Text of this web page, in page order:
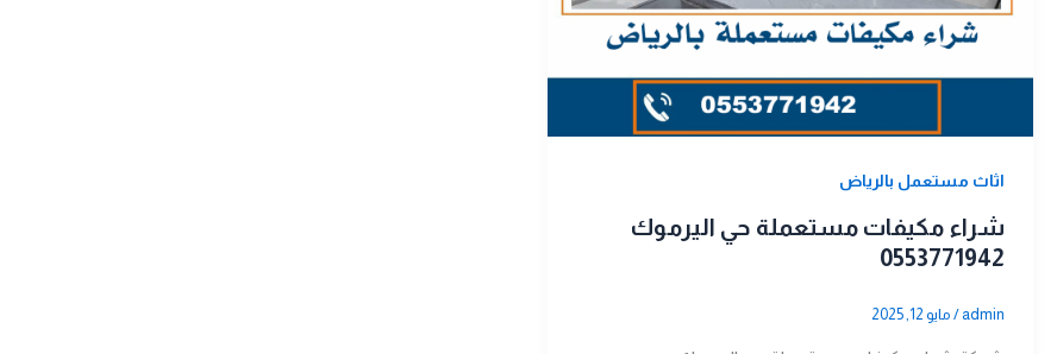
اثاث مستعمل بالرياض
شراء مكيفات مستعملة حي اليرموك
0553771942
admin
/ مايو 12, 2025